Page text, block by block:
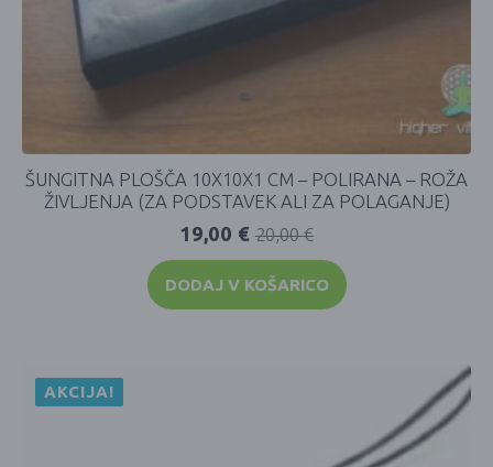
ŠUNGITNA PLOŠČA 10X10X1 CM – POLIRANA – ROŽA
ŽIVLJENJA (ZA PODSTAVEK ALI ZA POLAGANJE)
20,00€
19,00 €
DODAJ V KOŠARICO
AKCIJA!